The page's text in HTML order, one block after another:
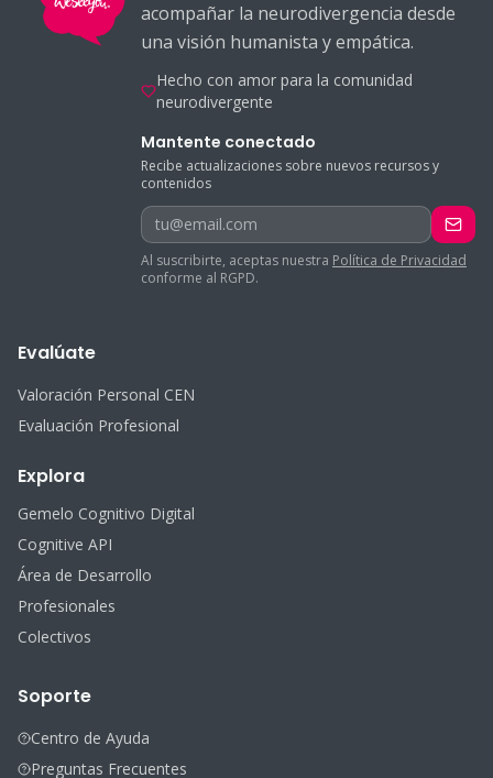
acompañar la neurodivergencia desde
una visión humanista y empática.
Hecho con amor para la comunidad
neurodivergente
Mantente conectado
Recibe actualizaciones sobre nuevos recursos y
contenidos
tu@email.com
Al suscribirte, aceptas nuestra Política de Privacidad
conforme al RGPD.
Evalúate
Valoración Personal CEN
Evaluación Profesional
Explora
Gemelo Cognitivo Digital
Cognitive API
Área de Desarrollo
Profesionales
Colectivos
Soporte
Centro de Ayuda
Preguntas Frecuentes